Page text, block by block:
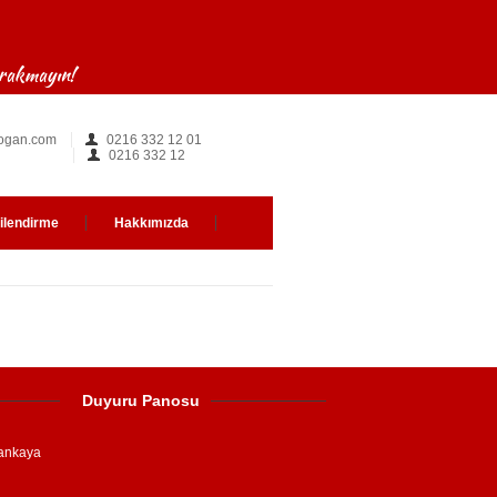
0216 332 12 01
0216 332 12
Hakkımızda
Duyuru Panosu